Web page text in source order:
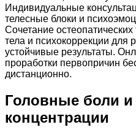
Индивидуальные
телесные блоки и
Сочетание
тела и психокоррекции для
устойчивые результаты.
проработки первопричин
дистанционно.
Головные боли
концентрации